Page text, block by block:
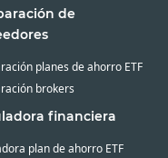
de
planes de ahorro ETF
brokers
financiera
plan de ahorro ETF